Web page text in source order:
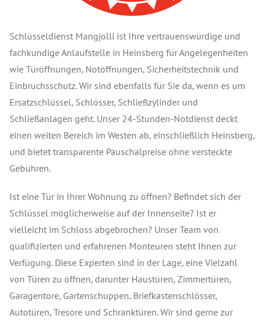
Schlüsseldienst Mangjolli ist Ihre vertrauenswürdige und
fachkundige Anlaufstelle in Heinsberg für Angelegenheiten
wie Türöffnungen, Notöffnungen, Sicherheitstechnik und
Einbruchsschutz. Wir sind ebenfalls für Sie da, wenn es um
Ersatzschlüssel, Schlösser, Schließzylinder und
Schließanlagen geht. Unser 24-Stunden-Notdienst deckt
einen weiten Bereich im Westen ab, einschließlich Heinsberg,
und bietet transparente Pauschalpreise ohne versteckte
Gebühren.
Ist eine Tür in Ihrer Wohnung zu öffnen? Befindet sich der
Schlüssel möglicherweise auf der Innenseite? Ist er
vielleicht im Schloss abgebrochen? Unser Team von
qualifizierten und erfahrenen Monteuren steht Ihnen zur
Verfügung. Diese Experten sind in der Lage, eine Vielzahl
von Türen zu öffnen, darunter Haustüren, Zimmertüren,
Garagentore, Gartenschuppen, Briefkastenschlösser,
Autotüren, Tresore und Schranktüren. Wir sind gerne zur